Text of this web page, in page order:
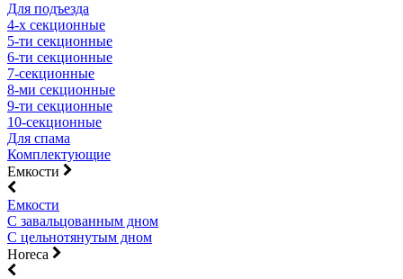
Для подъезда
4-х секционные
5-ти секционные
6-ти секционные
7-секционные
8-ми секционные
9-ти секционные
10-секционные
Для спама
Комплектующие
Емкости
Емкости
С завальцованным дном
С цельнотянутым дном
Horeca